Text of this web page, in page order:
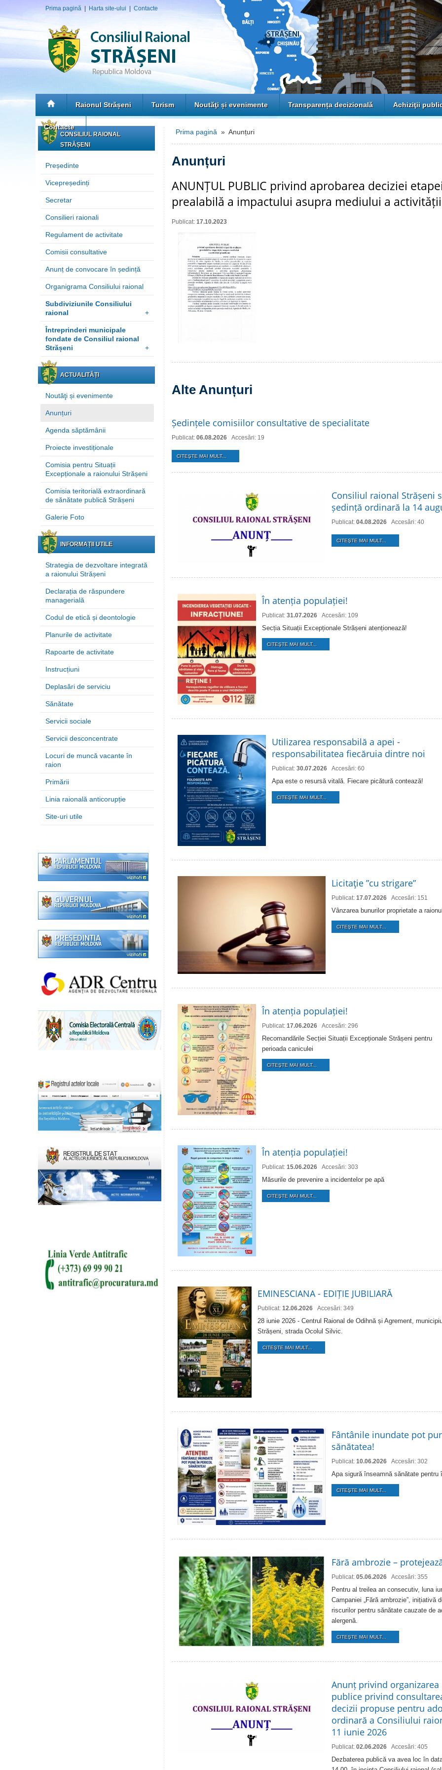
Prima pagină Harta site-ului Contacte
Raionul Strășeni Turism Noutăţi și evenimente Transparența decizională Achiziţii
Contacte
CONSILIUL RAIONAL
STRĂȘENI
Președinte
Vicepreședinți
Secretar
Consilieri raionali
Regulament de activitate
Comisii consultative
Anunț de convocare în ședință
Organigrama Consiliului raional
Subdiviziunile Consiliului
raional
+
Întreprinderi municipale
fondate de Consiliul raional
Strășeni
+
ACTUALITĂȚI
Noutăţi și evenimente
Anunțuri
Agenda săptămânii
Proiecte investiționale
Comisia pentru Situații
Excepționale a raionului Strășeni
Comisia teritorială extraordinară
de sănătate publică Strășeni
Galerie Foto
INFORMAȚII UTILE
Strategia de dezvoltare integrată
a raionului Strășeni
Declarația de răspundere
managerială
Codul de etică și deontologie
Planurile de activitate
Rapoarte de activitate
Instrucțiuni
Deplasări de serviciu
Sănătate
Servicii sociale
Servicii desconcentrate
Locuri de muncă vacante în
raion
Primării
Linia raională anticorupție
Site-uri utile
Prima pagină » Anunțuri
Anunțuri
ANUNȚUL PUBLIC privind aprobarea deciziei
prealabilă a impactului asupra mediului a
Publicat: 17.10.2023
Alte Anunțuri
Ședințele comisiilor consultative de specialitate
Publicat: 06.08.2026 Accesări: 19
CITEŞTE MAI MULT...
Consiliul raional Strășeni
ședință ordinară la 14
Publicat: 04.08.2026 Accesări: 40
CITEŞTE MAI MULT...
În atenția populației!
Publicat: 31.07.2026 Accesări: 109
Secția Situații Excepționale Strășeni atenționează!
CITEŞTE MAI MULT...
Utilizarea responsabilă a apei -
responsabilitatea fiecăruia dintre noi
Publicat: 30.07.2026 Accesări: 60
Apa este o resursă vitală. Fiecare picătură contează!
CITEŞTE MAI MULT...
Licitaţie ”cu strigare”
Publicat: 17.07.2026 Accesări: 151
Vânzarea bunurilor proprietate a
CITEŞTE MAI MULT...
În atenția populației!
Publicat: 17.06.2026 Accesări: 296
Recomandările Secției Situații Excepționale Strășeni pentru
perioada caniculei
CITEŞTE MAI MULT...
În atenția populației!
Publicat: 15.06.2026 Accesări: 303
Măsurile de prevenire a incidentelor pe apă
CITEŞTE MAI MULT...
EMINESCIANA - EDIȚIE JUBILIARĂ
Publicat: 12.06.2026 Accesări: 349
28 iunie 2026 - Centrul Raional de Odihnă și Agrement,
Strășeni, strada Ocolul Silvic.
CITEŞTE MAI MULT...
Fântânile inundate pot
sănătatea!
Publicat: 10.06.2026 Accesări: 302
Apa sigură înseamnă sănătate pentru
CITEŞTE MAI MULT...
Fără ambrozie –
Publicat: 05.06.2026 Accesări: 355
Pentru al treilea an consecutiv, luna
Campaniei „Fără ambrozie”, inițiativă
riscurilor pentru sănătate cauzate de
alergenă.
CITEŞTE MAI MULT...
Anunț privind organizarea
publice privind
decizii propuse pentru
ordinară a Consiliului
11 iunie 2026
Publicat: 02.06.2026 Accesări: 405
Dezbaterea publică va avea loc în